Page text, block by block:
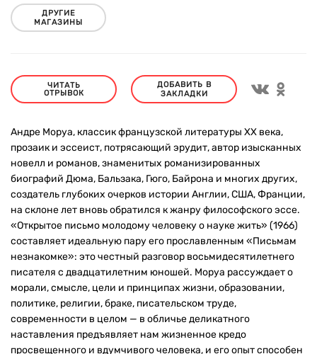
ДРУГИЕ
МАГАЗИНЫ
ЧИТАТЬ
ОТРЫВОК
ДОБАВИТЬ В
ЗАКЛАДКИ
Андре Моруа, классик французской литературы XX века,
прозаик и эссеист, потрясающий эрудит, автор изысканных
новелл и романов, знаменитых романизированных
биографий Дюма, Бальзака, Гюго, Байрона и многих других,
создатель глубоких очерков истории Англии, США, Франции,
на склоне лет вновь обратился к жанру философского эссе.
«Открытое письмо молодому человеку о науке жить» (1966)
составляет идеальную пару его прославленным «Письмам
незнакомке»: это честный разговор восьмидесятилетнего
писателя с двадцатилетним юношей. Моруа рассуждает о
морали, смысле, цели и принципах жизни, образовании,
политике, религии, браке, писательском труде,
современности в целом — в обличье деликатного
наставления предъявляет нам жизненное кредо
просвещенного и вдумчивого человека, и его опыт способен